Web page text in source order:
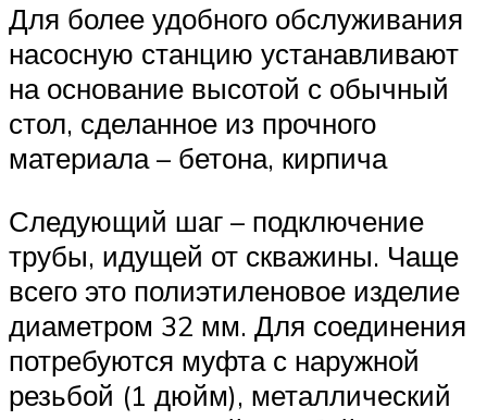
Для более удобного обслуживания
насосную станцию устанавливают
на основание высотой с обычный
стол, сделанное из прочного
материала – бетона, кирпича
Следующий шаг – подключение
трубы, идущей от скважины. Чаще
всего это полиэтиленовое изделие
диаметром 32 мм. Для соединения
потребуются муфта с наружной
резьбой (1 дюйм), металлический